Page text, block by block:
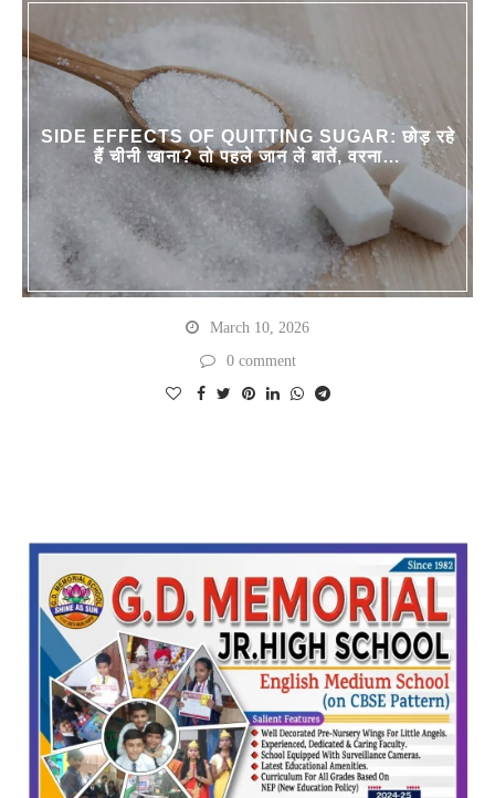
SIDE EFFECTS OF QUITTING SUGAR: छोड़ रहे
हैं चीनी खाना? तो पहले जान लें बातें, वरना…
March 10, 2026
0 comment